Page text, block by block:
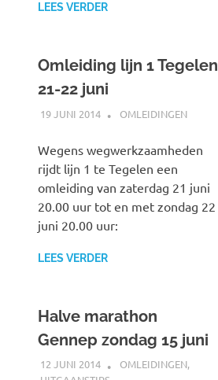
LEES VERDER
Omleiding lijn 1 Tegelen
21-22 juni
19 JUNI 2014 JOHAN
OMLEIDINGEN
Wegens wegwerkzaamheden
rijdt lijn 1 te Tegelen een
omleiding van zaterdag 21 juni
20.00 uur tot en met zondag 22
juni 20.00 uur:
LEES VERDER
Halve marathon
Gennep zondag 15 juni
12 JUNI 2014 SPOORZOEKER
OMLEIDINGEN,